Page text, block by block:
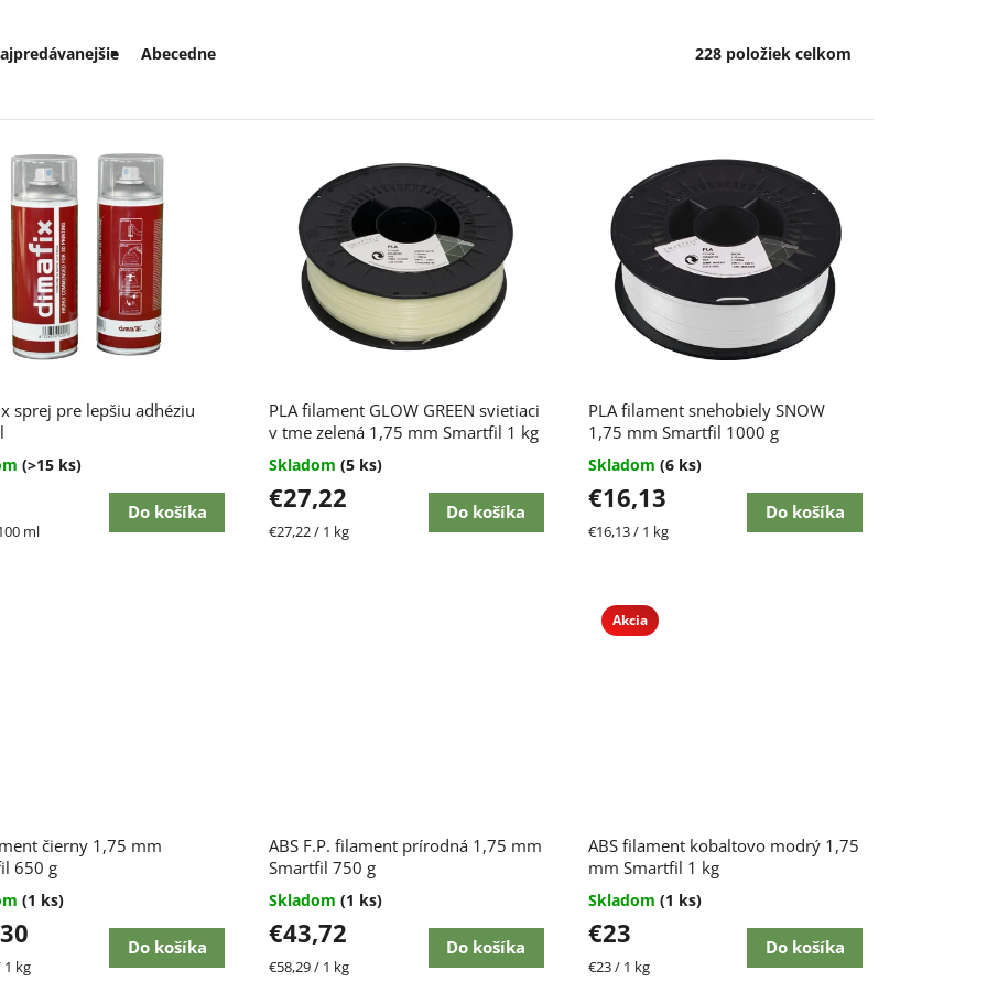
Abecedne 228 položiek celkom
sprej pre lepšiu adhéziu
(>15 ks)
ml
Do košíka
PLA filament GLOW GREEN svietiaci
v tme zelená 1,75 mm Smartfil 1 kg
Skladom (5 ks)
€27,22
Jednotková
€27,22 / 1 kg
Do košíka
PLA filament snehobiely SNOW
1,75 mm Smartfil 1000 g
Skladom (6 ks)
€16,13
Jednotková
€16,13 / 1 kg
Do košíka
čierny 1,75 mm
650 g
(1 ks)
1 kg
Do košíka
ABS F.P. filament prírodná 1,75 mm
Smartfil 750 g
Skladom (1 ks)
€43,72
Jednotková
€58,29 / 1 kg
Do košíka
Akcia
ABS filament kobaltovo modrý 1,75
mm Smartfil 1 kg
Skladom (1 ks)
€23
Jednotková
€23 / 1 kg
Do košíka